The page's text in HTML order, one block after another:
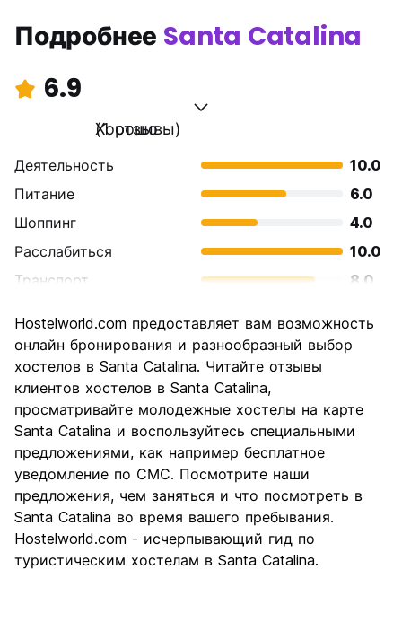
Подробнее Santa Catalina
6.9
Хорошо
(1 отзывы)
Деятельность
10.0
Питание
6.0
Шоппинг
4.0
Расслабиться
10.0
Транспорт
8.0
достопримечательностей
4.0
Культура
Ночная жизнь
Соотношение цены и
качества
6.0
Hostelworld.com предоставляет вам возможность
онлайн бронирования и разнообразный выбор
хостелов в Santa Catalina. Читайте отзывы
клиентов хостелов в Santa Catalina,
просматривайте молодежные хостелы на карте
Santa Catalina и воспользуйтесь специальными
предложениями, как например бесплатное
уведомление по СМС. Посмотрите наши
предложения, чем заняться и что посмотреть в
Santa Catalina во время вашего пребывания.
Hostelworld.com - исчерпывающий гид по
туристическим хостелам в Santa Catalina.